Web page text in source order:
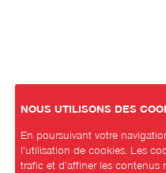
NOUS UTILISONS DES
En poursuivant votre
l’utilisation de cookies. Les
trafic et d’affiner les